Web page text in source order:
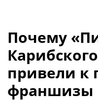
Почему
привели к
франшизы